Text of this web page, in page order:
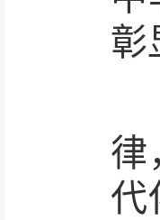
彰
律
代